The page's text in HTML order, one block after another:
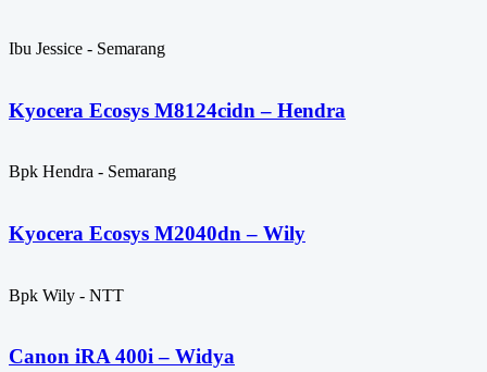
Ibu Jessice - Semarang
Kyocera Ecosys M8124cidn – Hendra
Bpk Hendra - Semarang
Kyocera Ecosys M2040dn – Wily
Bpk Wily - NTT
Canon iRA 400i – Widya